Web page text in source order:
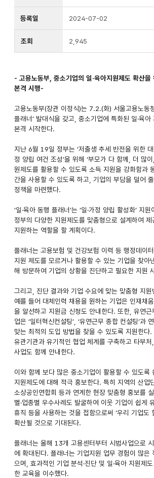
등록일 2024-07-02
조회 2,945
- 고용노동부, 중소기업의 일·육아지원제도 확산을
본격 시행-
고용노동부(장관 이정식)는 7.2.(화) 서울고용노동
플래너’ 발대식을 갖고, 중소기업에 특화된 일·육
본격 시작한다.
지난 6월 19일 정부는 ‘저출생 추세 반전을 위한 대
정 양립 여건 조성’을 위해 ‘부모가 다 함께, 더 많이
원제도를 활용할 수 있도록 소득 지원을 강화함과
간을 사용할 수 있도록 하고, 기업의 부담을 덜어
정책을 마련했다.
‘일·육아 동행 플래너’는 ‘일·가정 양립 활성화’ 지
정부의 다양한 지원제도를 맞춤형으로 설계하여
지원하는 역할을 할 계획이다.
플래너는 고용보험 및 건강보험 이력 등 행정데이
지원 제도를 모르거나 활용할 수 있는 기업을 찾아
해 방문하여 기업의 상황을 진단하고 필요한 지원
그리고, 진단 결과와 기업 수요에 맞는 맞춤형 지원
예를 들어 대체인력 채용을 원하는 기업은 인재채
을 알선하고 지원금 신청도 안내한다. 또한, 유연근
업은 ‘일터혁신컨설팅’, ‘유연근무 종합 컨설팅’과
맞는 최적의 도입 방법을 찾을 수 있도록 지원한다.
유관기관과 유기적인 협업 체계를 구축하고 타부
사업도 함께 안내한다.
이와 함께 보다 많은 중소기업이 활용할 수 있도록
지원제도에 대해 적극 홍보한다. 특히 지역의 산업
소상공인연합회 등과 연계한 현장 맞춤형 홍보를
별·업종별 우수사례도 발굴하여 이웃 기업이 쉽게
휴직 등을 사용하는 것을 접함으로써 ‘우리 기업도
확산될 것으로 기대된다.
플래너는 올해 13개 고용센터부터 시범사업으로
에 확대된다. 플래너는 기업지원 업무 경험이 많은
으며, 효과적인 기업 분석·진단 및 일·육아 지원제
한 교육을 이수했다.